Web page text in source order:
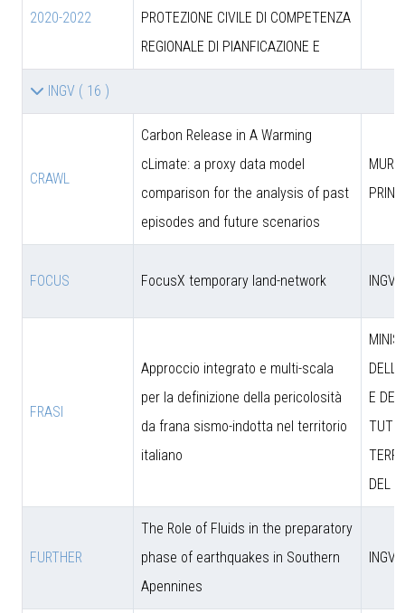
2020-2022
PROTEZIONE CIVILE DI COMPETENZA
REGIONALE DI PIANFICAZIONE E
INGV ( 16 )
CRAWL
Carbon Release in A Warming
cLimate: a proxy data model
comparison for the analysis of past
episodes and future scenarios
MUR
PRIN)
FOCUS FocusX temporary land-network INGV
FRASI
Approccio integrato e multi-scala
per la definizione della pericolosità
da frana sismo-indotta nel territorio
italiano
E
DEL
FURTHER
The Role of Fluids in the preparatory
phase of earthquakes in Southern
Apennines
INGV